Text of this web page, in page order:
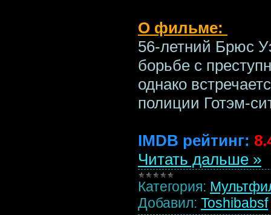
О фильме:
56-летний Брюс
борьбе с
однако
полиции Готэм-
IMDB рейтинг:
Читать дальше »
Категория:
Добавил: Toshibabsf